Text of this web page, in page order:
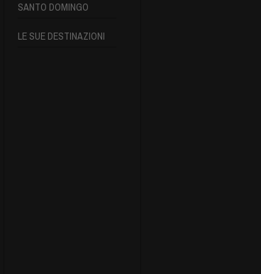
SANTO DOMINGO
LE SUE DESTINAZIONI